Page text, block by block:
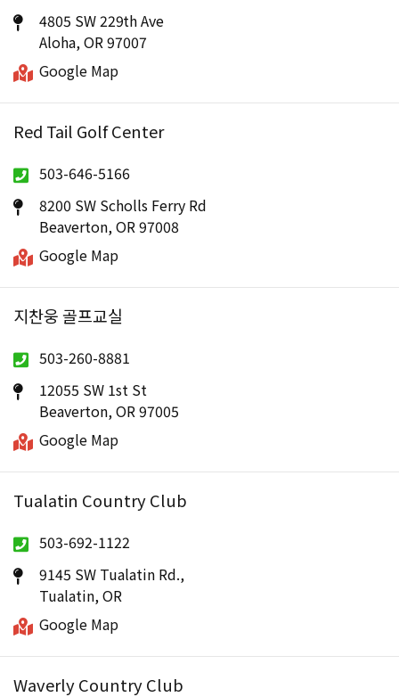
4805 SW 229th Ave
Aloha, OR 97007
Google Map
Red Tail Golf Center
503-646-5166
8200 SW Scholls Ferry Rd
Beaverton, OR 97008
Google Map
지찬웅 골프교실
503-260-8881
12055 SW 1st St
Beaverton, OR 97005
Google Map
Tualatin Country Club
503-692-1122
9145 SW Tualatin Rd.,
Tualatin, OR
Google Map
Waverly Country Club